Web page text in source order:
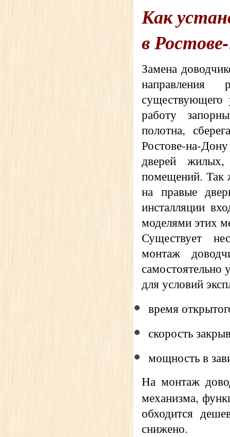
Как
в
Замена
направления
существующего
работу
полотна,
Ростове-на-
дверей жилых,
помещений. Так
на правые
инсталляции
моделями этих
Существует
монтаж
самостоятельно
для условий
время
скорость
мощность в
На монтаж
механизма,
обходится
снижено.